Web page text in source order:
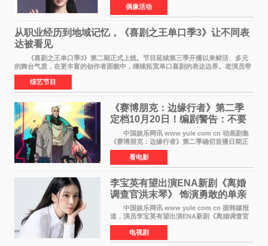
TWICE的完整团体活动。 周子瑜于2015年通
过生存节目《SIXTE
偶像活动
从职业经历到地域记忆，《喜剧之王单口季3》让不同表
达被看见
《喜剧之王单口季3》第二期正式上线。节目延续第三季开播以来鲜活、多元
的舞台气质，在更丰富的创作者面貌中，继续拓宽单口喜剧的表达边界。老演员带
着更加成熟的文本与舞台掌控回归，新面孔则
综艺节目
《赛博朋克：边缘行者》第二季
定档10月20日！编剧警告：不要
对角色投入太深
中国娱乐网讯 www yule com cn 动画剧集
《赛博朋克：边缘行者》第二季确切首播日期正
式敲定——将于10月20日在Netflix全球上线。此
前，Netflix韩国官方账号曾短暂出现这一日期信
息，随后迅
看电影
李宝英有望出演ENA新剧《离婚
调查官洪末琴》 饰演勇敢的单亲
妈妈家事调查官
中国娱乐网讯 www yule com cn 据韩媒报
道，演员李宝英有望出演ENA新剧《离婚调查官
洪末琴》女主角，引发观众期待。 李宝英在
剧中饰演家庭法院家事调查官洪末琴一角——即
使在极限状况
电视剧